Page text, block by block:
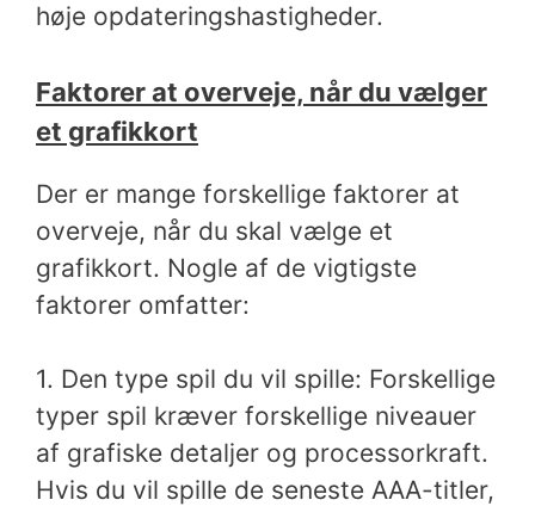
høje opdateringshastigheder.
Faktorer at overveje, når du vælger
et grafikkort
Der er mange forskellige faktorer at
overveje, når du skal vælge et
grafikkort. Nogle af de vigtigste
faktorer omfatter:
1. Den type spil du vil spille: Forskellige
typer spil kræver forskellige niveauer
af grafiske detaljer og processorkraft.
Hvis du vil spille de seneste AAA-titler,